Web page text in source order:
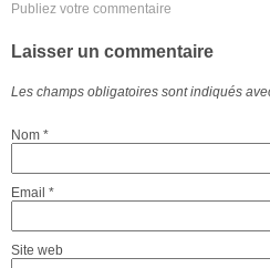
Publiez votre commentaire
Laisser un commentaire
Les champs obligatoires sont indiqués
Nom *
Email *
Site web